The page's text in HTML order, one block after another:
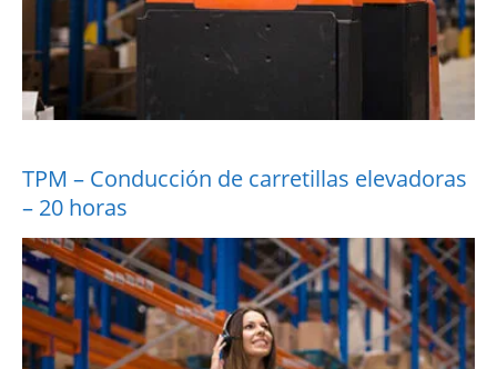
TPM – Conducción de carretillas elevadoras
– 20 horas
More Information